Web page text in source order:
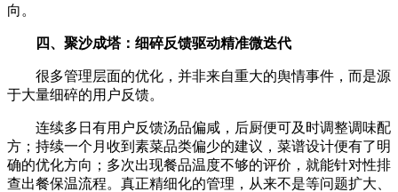
向。
四、聚沙成塔：细碎反馈驱动精准微迭代
很多管理层面的优化，并非来自重大的舆情事件，而是源
于大量细碎的用户反馈。
连续多日有用户反馈汤品偏咸，后厨便可及时调整调味配
方；持续一个月收到素菜品类偏少的建议，菜谱设计便有了明
确的优化方向；多次出现餐品温度不够的评价，就能针对性排
查出餐保温流程。真正精细化的管理，从来不是等问题扩大、